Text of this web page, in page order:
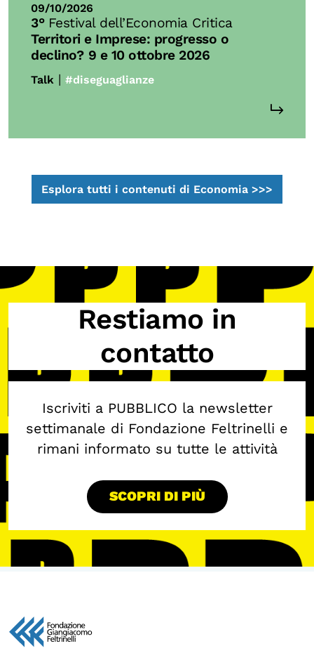
09/10/2026
3° Festival dell’Economia Critica
Territori e Imprese: progresso o
declino? 9 e 10 ottobre 2026
Talk | #diseguaglianze
Esplora tutti i contenuti di Economia >>>
Restiamo in
contatto
Iscriviti a PUBBLICO la newsletter
settimanale di Fondazione Feltrinelli e
rimani informato su tutte le attività
SCOPRI DI PIÙ